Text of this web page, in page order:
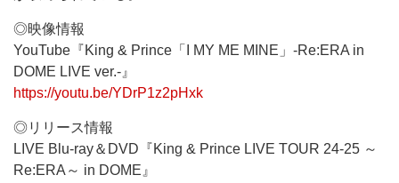
◎映像情報
YouTube『King & Prince「I MY ME MINE」-Re:ERA in
DOME LIVE ver.-』
https://youtu.be/YDrP1z2pHxk
◎リリース情報
LIVE Blu-ray＆DVD『King & Prince LIVE TOUR 24-25 ～
Re:ERA～ in DOME』